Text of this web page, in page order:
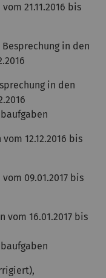
21.11.2016 bis
in den
in den
12.12.2016 bis
09.01.2017 bis
vom 16.01.2017 bis